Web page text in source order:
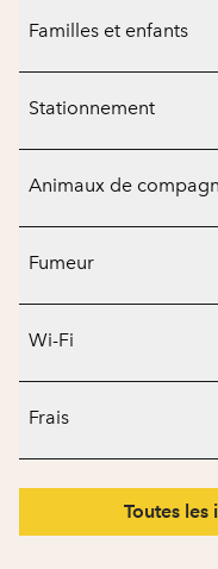
Familles et enfants
Stationnement
Animaux de
Fumeur
Wi-Fi
Frais
Toutes